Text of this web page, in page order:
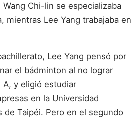
Chi-lin se especializaba
mientras Lee Yang trabajaba en
Lee Yang pensó por
el bádminton al no lograr
A, y eligió estudiar
en la Universidad
de Taipéi. Pero en el segundo